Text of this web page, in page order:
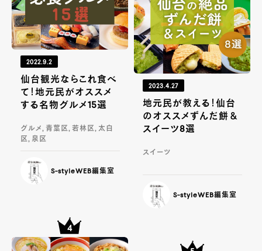
2022.9.2
仙台観光ならこれ食べ
て！地元民がオススメ
する名物グルメ15選
グルメ, 青葉区, 若林区, 太白
区, 泉区
S-styleWEB編集室
2023.4.27
地元民が教える！仙台
のオススメずんだ餅＆
スイーツ8選
スイーツ
S-styleWEB編集室